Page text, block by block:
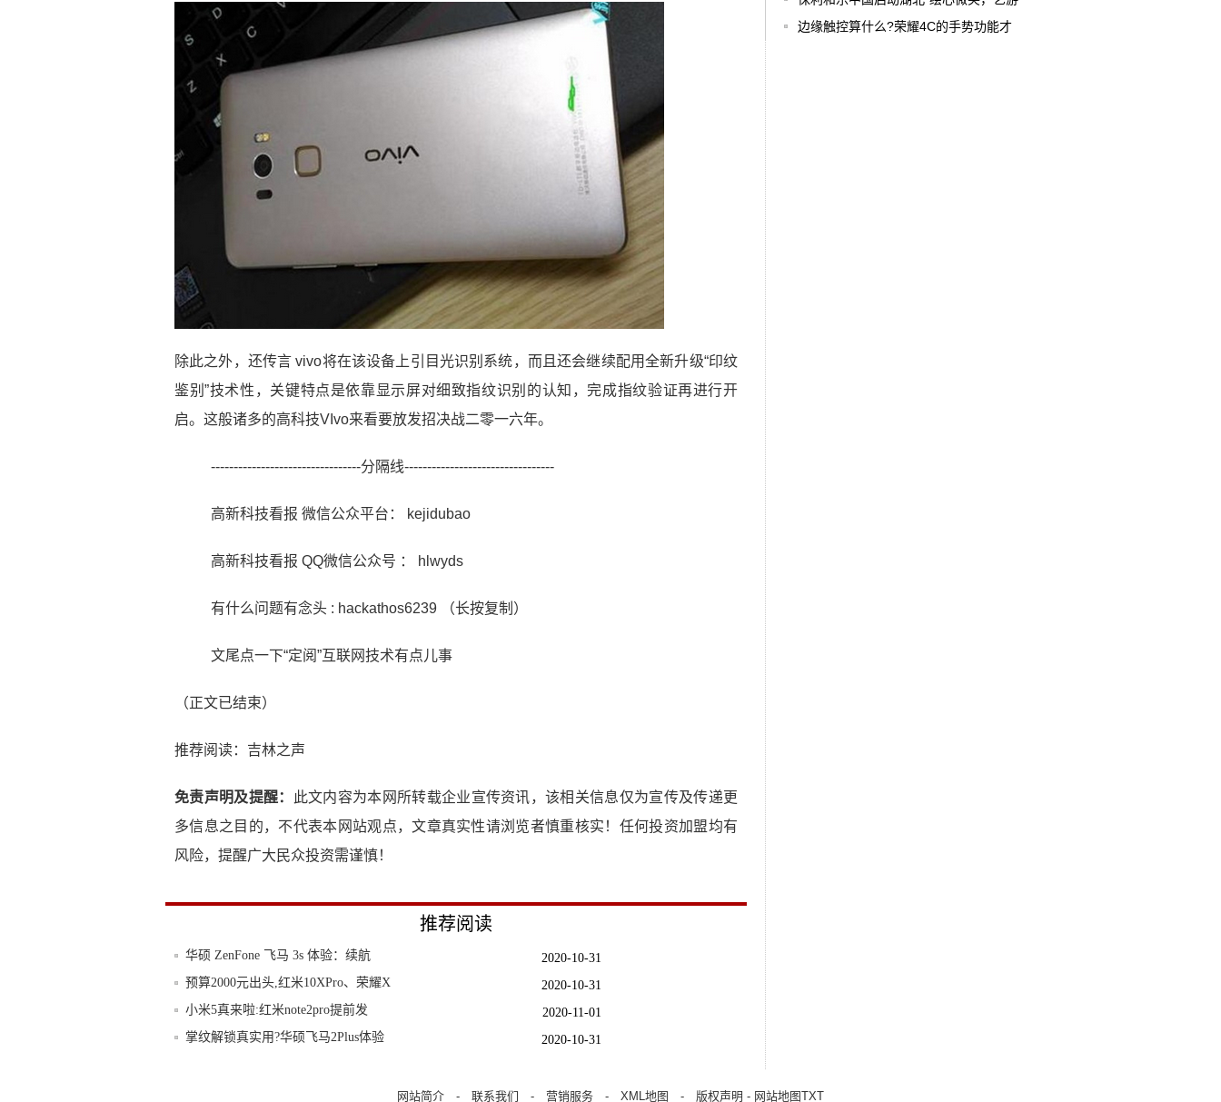
除此之外，还传言 vivo将在该设备上引目光识别系统，而且还会继续配用全新升级“印纹
鉴别”技术性，关键特点是依靠显示屏对细致指纹识别的认知，完成指纹验证再进行开
启。 这般诸多的高科技VIvo来看要放发招决战二零一六年。
---------------------------------分隔线---------------------------------
高新科技看报 微信公众平台： kejidubao
高新科技看报 QQ微信公众号 ： hlwyds
有什么问题有念头 : hackathos6239 （长按复制）
文尾点一下“定阅”互联网技术有点儿事
（正文已结束）
推荐阅读： 吉林之声
免责声明及提醒：
此文内容为本网所转载企业宣传资讯，该相关信息仅为宣传及传递更
多信息之目的，不代表本网站观点，文章真实性请浏览者慎重核实！任何投资加盟均有
风险，提醒广大民众投资需谨慎！
推荐阅读
2020-10-31
华硕 ZenFone 飞马 3s 体验：续航
2020-10-31
预算2000元出头,红米10XPro、荣耀X
2020-11-01
小米5真来啦:红米note2pro提前发
2020-10-31
掌纹解锁真实用?华硕飞马2Plus体验
2020-10-31
边缘触控算什么?荣耀4C的手势功能才
网站简介 - 联系我们 - 营销服务 - XML地图 - 版权声明 - 网站地图TXT